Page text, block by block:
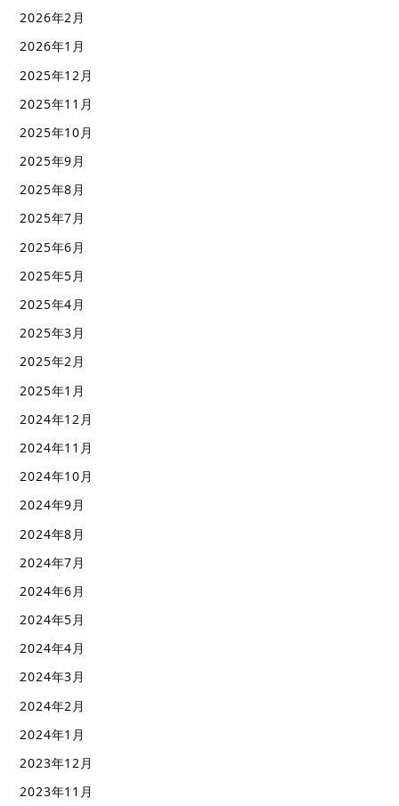
2026年2月
2026年1月
2025年12月
2025年11月
2025年10月
2025年9月
2025年8月
2025年7月
2025年6月
2025年5月
2025年4月
2025年3月
2025年2月
2025年1月
2024年12月
2024年11月
2024年10月
2024年9月
2024年8月
2024年7月
2024年6月
2024年5月
2024年4月
2024年3月
2024年2月
2024年1月
2023年12月
2023年11月